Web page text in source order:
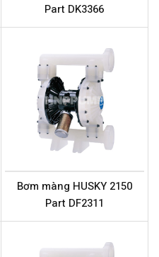
Part DK3366
Bơm màng HUSKY 2150
Part DF2311